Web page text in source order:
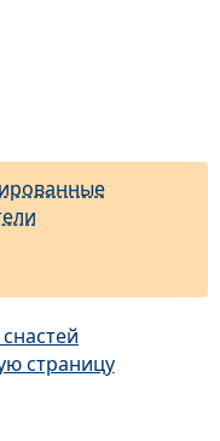
страницу